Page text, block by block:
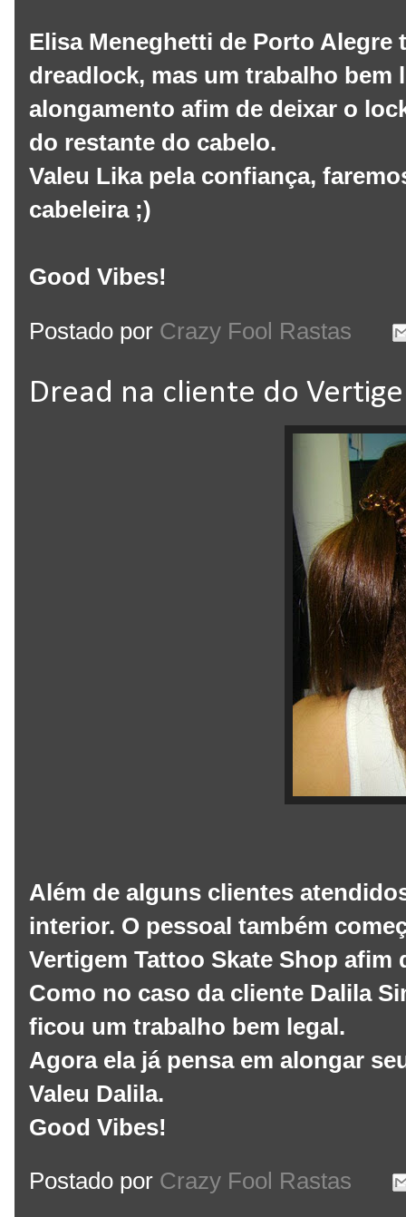
Elisa Meneghetti de Porto Alegre
dreadlock, mas um trabalho bem
alongamento afim de deixar o
do restante do cabelo.
Valeu Lika pela confiança,
cabeleira ;)
Good Vibes!
Postado por Crazy Fool Rastas
Dread na cliente do
Além de alguns clientes
interior. O pessoal também
Vertigem Tattoo Skate Shop
Como no caso da cliente Dalila
ficou um trabalho bem legal.
Agora ela já pensa em alongar
Valeu Dalila.
Good Vibes!
Postado por Crazy Fool Rastas